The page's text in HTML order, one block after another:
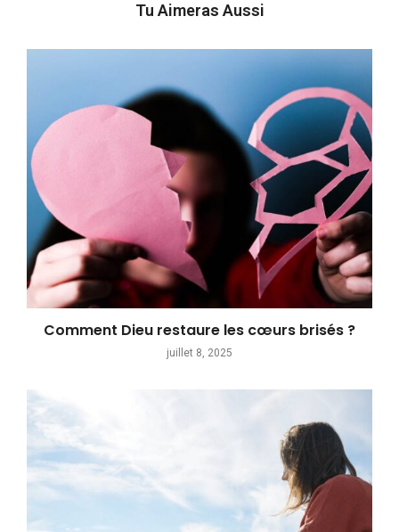
Tu Aimeras Aussi
Comment Dieu restaure les cœurs brisés ?
juillet 8, 2025